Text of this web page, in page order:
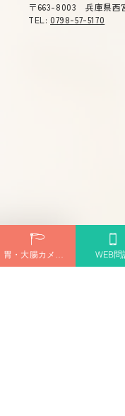
下剤のラクな
〒663-8003 兵庫県西
TEL:0798-57-5170
阪急今津線「甲東園駅
専用駐車場 完備
WEB問